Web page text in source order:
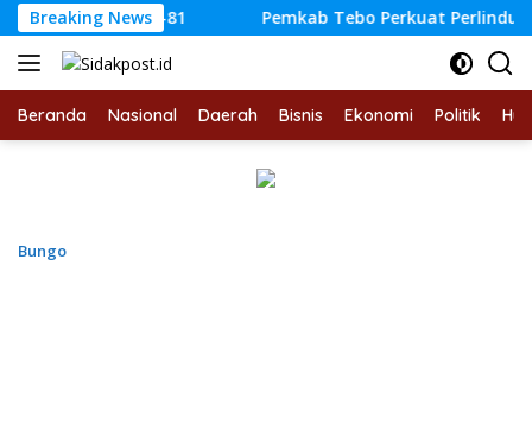
Langsung
ke
konten
Breaking News
RI ke-81 Pemkab Tebo Perkuat Perlindungan
Beranda Nasional Daerah Bisnis Ekonomi Politik
Bungo